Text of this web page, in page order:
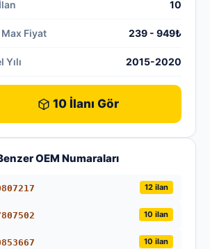
10
Fiyat 239 - 949₺
Yılı 2015-2020
10 İlanı Gör
OEM Numaraları
12 ilan
10 ilan
10 ilan